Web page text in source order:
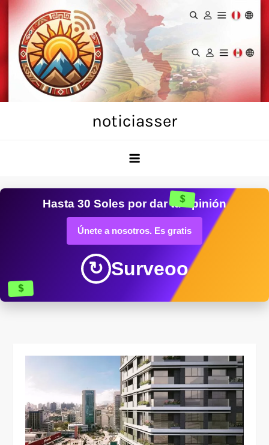
Skip
content
noticiasser
$
Hasta 30 Soles por dar tu opinión
Únete a nosotros. Es gratis
↻ Surveoo